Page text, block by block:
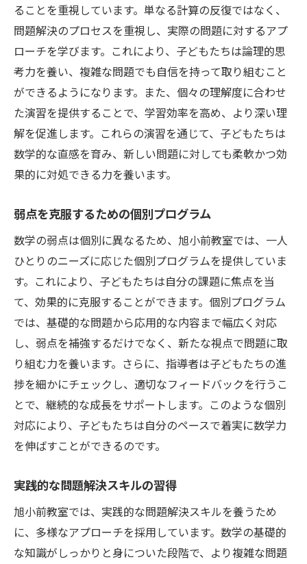
ることを重視しています。単なる計算の反復ではなく、
問題解決のプロセスを重視し、実際の問題に対するアプ
ローチを学びます。これにより、子どもたちは論理的思
考力を養い、複雑な問題でも自信を持って取り組むこと
ができるようになります。また、個々の理解度に合わせ
た演習を提供することで、学習効率を高め、より深い理
解を促進します。これらの演習を通じて、子どもたちは
数学的な直感を育み、新しい問題に対しても柔軟かつ効
果的に対処できる力を養います。
弱点を克服するための個別プログラム
数学の弱点は個別に異なるため、旭小前教室では、一人
ひとりのニーズに応じた個別プログラムを提供していま
す。これにより、子どもたちは自分の課題に焦点を当
て、効果的に克服することができます。個別プログラム
では、基礎的な問題から応用的な内容まで幅広く対応
し、弱点を補強するだけでなく、新たな視点で問題に取
り組む力を養います。さらに、指導者は子どもたちの進
捗を細かにチェックし、適切なフィードバックを行うこ
とで、継続的な成長をサポートします。このような個別
対応により、子どもたちは自分のペースで着実に数学力
を伸ばすことができるのです。
実践的な問題解決スキルの習得
旭小前教室では、実践的な問題解決スキルを養うため
に、多様なアプローチを採用しています。数学の基礎的
な知識がしっかりと身についた段階で、より複雑な問題